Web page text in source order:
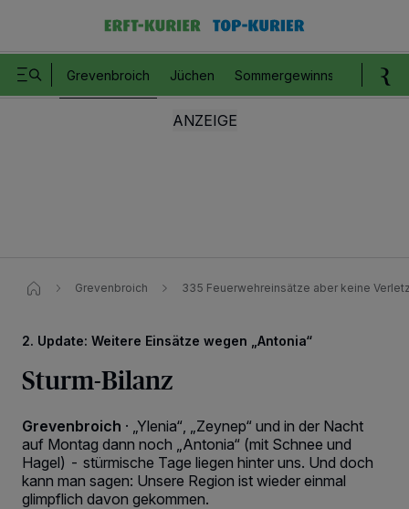
Grevenbroich Jüchen Sommergewinnspiel
Grevenbroich 335 Feuerwehreinsätze aber keine
2. Update: Weitere Einsätze wegen „Antonia“
Sturm-Bilanz
Grevenbroich · „Ylenia“, „Zeynep“ und in der Nacht
auf Montag dann noch „Antonia“ (mit Schnee und
Hagel) - stürmische Tage liegen hinter uns. Und doch
kann man sagen: Unsere Region ist wieder einmal
glimpflich davon gekommen.